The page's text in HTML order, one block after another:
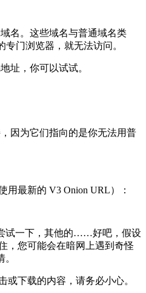
名。这些域名与普通域名类
门浏览器，就无法访问。
址，你可以试试。
因为它们指向的是你无法用普
用最新的 V3 Onion URL）：
试一下，其他的……好吧，假设
，您可能会在暗网上遇到奇怪
或下载的内容，请务必小心。